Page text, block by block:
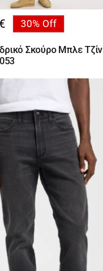
€ 30% Off
Σκούρο Μπλε Τζίν